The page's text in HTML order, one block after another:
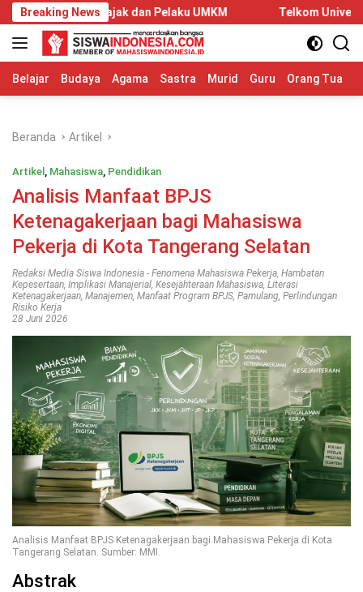
Langsung
ke
konten
Breaking News
dan Pelaku UMKM Telkom University Dorong
Belajar Budaya Agama Sastra Murid Guru Orang Tua
Beranda Artikel
Artikel , Mahasiswa, Pendidikan
Analisis Manfaat BPJS
Ketenagakerjaan bagi Mahasiswa
Pekerja di Kota Tangerang Selatan
Redaksi Media Siswa Indonesia - Fenomena Mahasiswa Pekerja, Hambatan
Kepesertaan, Implikasi Manajerial, Kesejahteraan Mahasiswa, Literasi
Ketenagakerjaan, Manajemen, Manfaat Program BPJS, Pamulang, Perlindungan
Risiko Kerja
28 Juni 2026
Analisis Manfaat BPJS Ketenagakerjaan bagi Mahasiswa Pekerja di Kota
Tangerang Selatan. Sumber: MMI.
Abstrak